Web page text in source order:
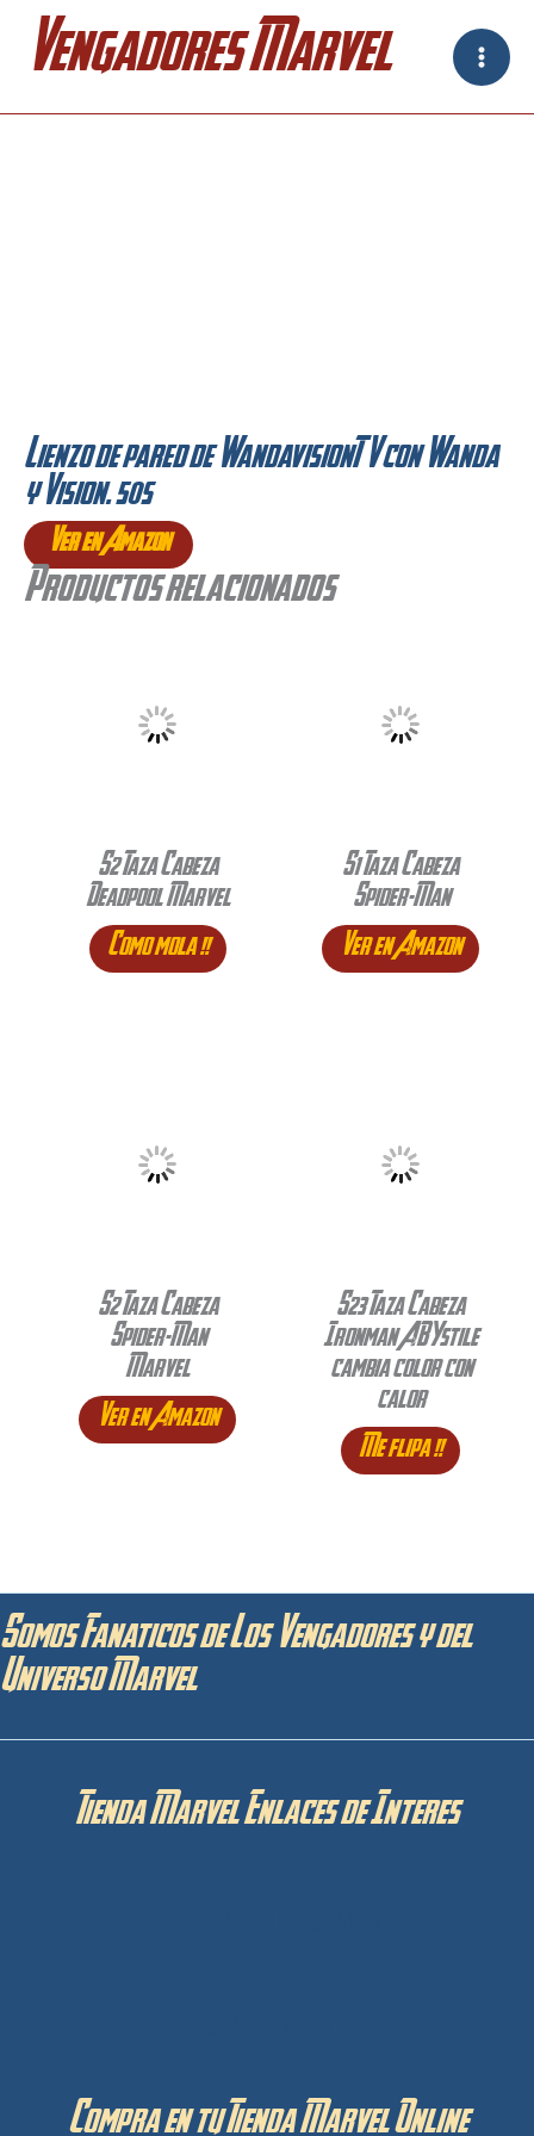
Vengadores Marvel
Lienzo de pared de WandavisionTV con Wanda
y Vision. 50s
Ver en Amazon
Productos relacionados
S2 Taza Cabeza
Deadpool Marvel
Como mola !!
S1 Taza Cabeza
Spider-Man
Ver en Amazon
S2 Taza Cabeza
Spider-Man
Marvel
Ver en Amazon
S23 Taza Cabeza
Ironman ABYstile
cambia color con
calor
Me flipa !!
Somos Fanaticos de Los Vengadores y del
Universo Marvel
Tienda Marvel Enlaces de Interes
Compra en tu Tienda Marvel Online